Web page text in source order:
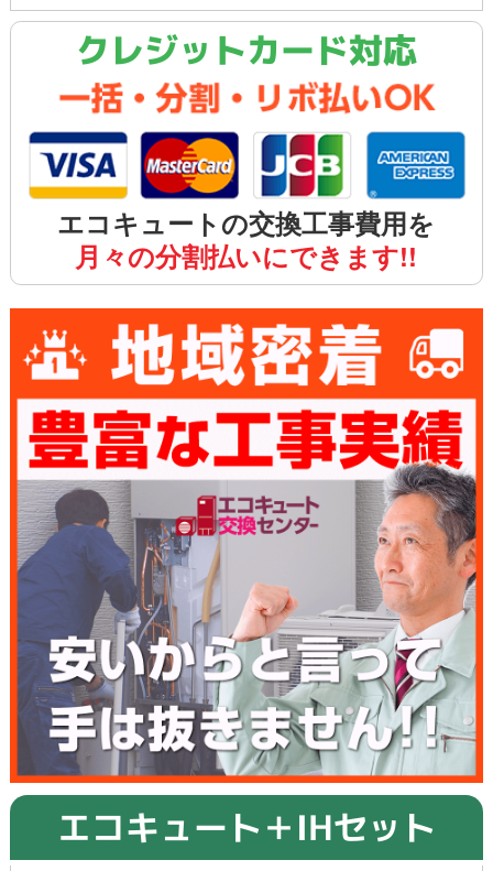
クレジットカード対応
エコキュートの交換工事費用を
月々の分割払いにできます!!
エコキュート＋IHセット